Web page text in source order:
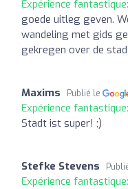
Expérience fantastique:
goede uitleg geven.
wandeling met gids
gekregen over de
Maxims Publié le
Expérience fantastique:
Stadt ist super! ;)
Stefke Stevens
Expérience fantastique: